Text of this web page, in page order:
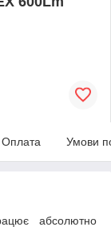
Оплата Умови
абсолютно